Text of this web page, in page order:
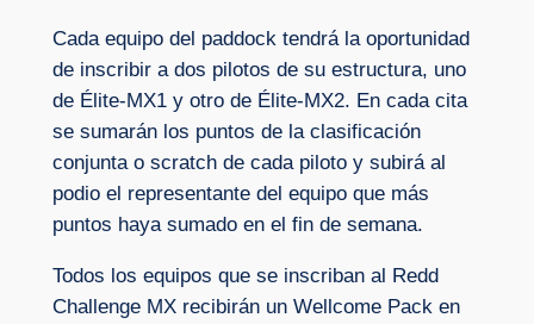
Cada equipo del paddock tendrá la oportunidad
de inscribir a dos pilotos de su estructura, uno
de Élite-MX1 y otro de Élite-MX2. En cada cita
se sumarán los puntos de la clasificación
conjunta o scratch de cada piloto y subirá al
podio el representante del equipo que más
puntos haya sumado en el fin de semana.
Todos los equipos que se inscriban al Redd
Challenge MX recibirán un Wellcome Pack en